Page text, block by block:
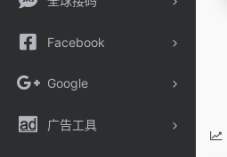
Facebook
Google
广告工具